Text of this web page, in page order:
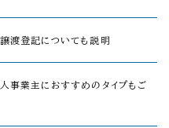
渡登記についても説明
事業主におすすめのタイプもご